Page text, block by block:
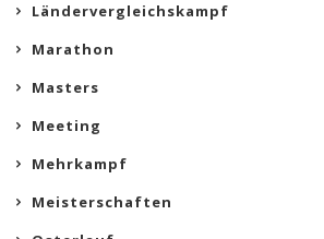
Ländervergleichskampf
Marathon
Masters
Meeting
Mehrkampf
Meisterschaften